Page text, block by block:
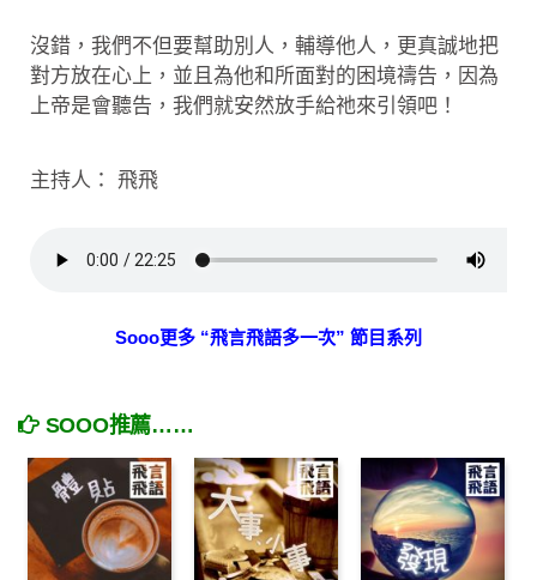
沒錯，我們不但要幫助別人，輔導他人，更真誠地把
對方放在心上，並且為他和所面對的困境禱告，因為
上帝是會聽告，我們就安然放手給祂來引領吧！
主持人： 飛飛
Sooo更多 “飛言飛語多一次” 節目系列
SOOO推薦……